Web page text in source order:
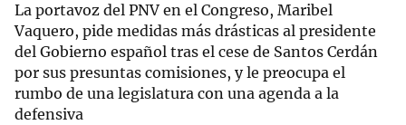
La portavoz del PNV en el Congreso, Maribel
Vaquero, pide medidas más drásticas al presidente
del Gobierno español tras el cese de Santos Cerdán
por sus presuntas comisiones, y le preocupa el
rumbo de una legislatura con una agenda a la
defensiva